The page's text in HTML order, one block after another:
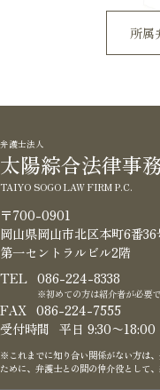
所属
弁護士法人
太陽綜合法律事
TAIYO SOGO LAW FIRM P.C.
〒700-0901
岡山県岡山市北区本町6番36
第一セントラルビル2階
TEL 086-224-8338
※初めての方は紹介者が必要で
FAX 086-224-7555
受付時間 平日 9:30〜18:00
※これまでに知り合い関係がない方は
ために、弁護士との間の仲介役として